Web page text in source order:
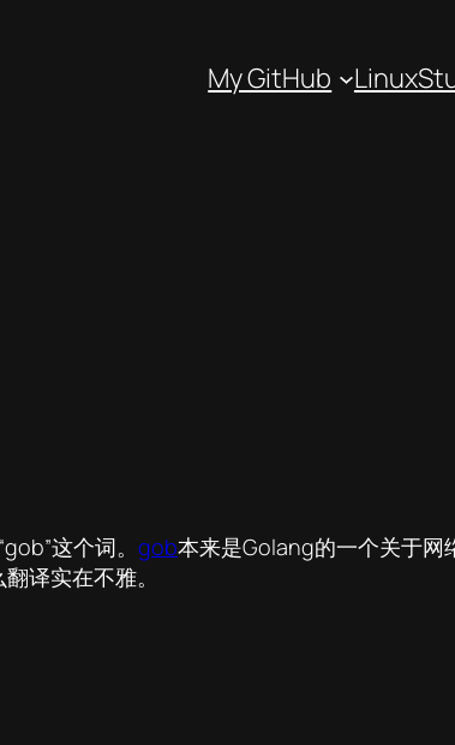
My GitHub Linux
这个词。 gob本来是Golang的一个关于网
译实在不雅。